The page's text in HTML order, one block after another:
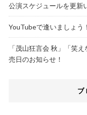
公演スケジュールを更新
YouTubeで逢いましょう
「茂山狂言会 秋」「笑
売日のお知らせ！
ブ